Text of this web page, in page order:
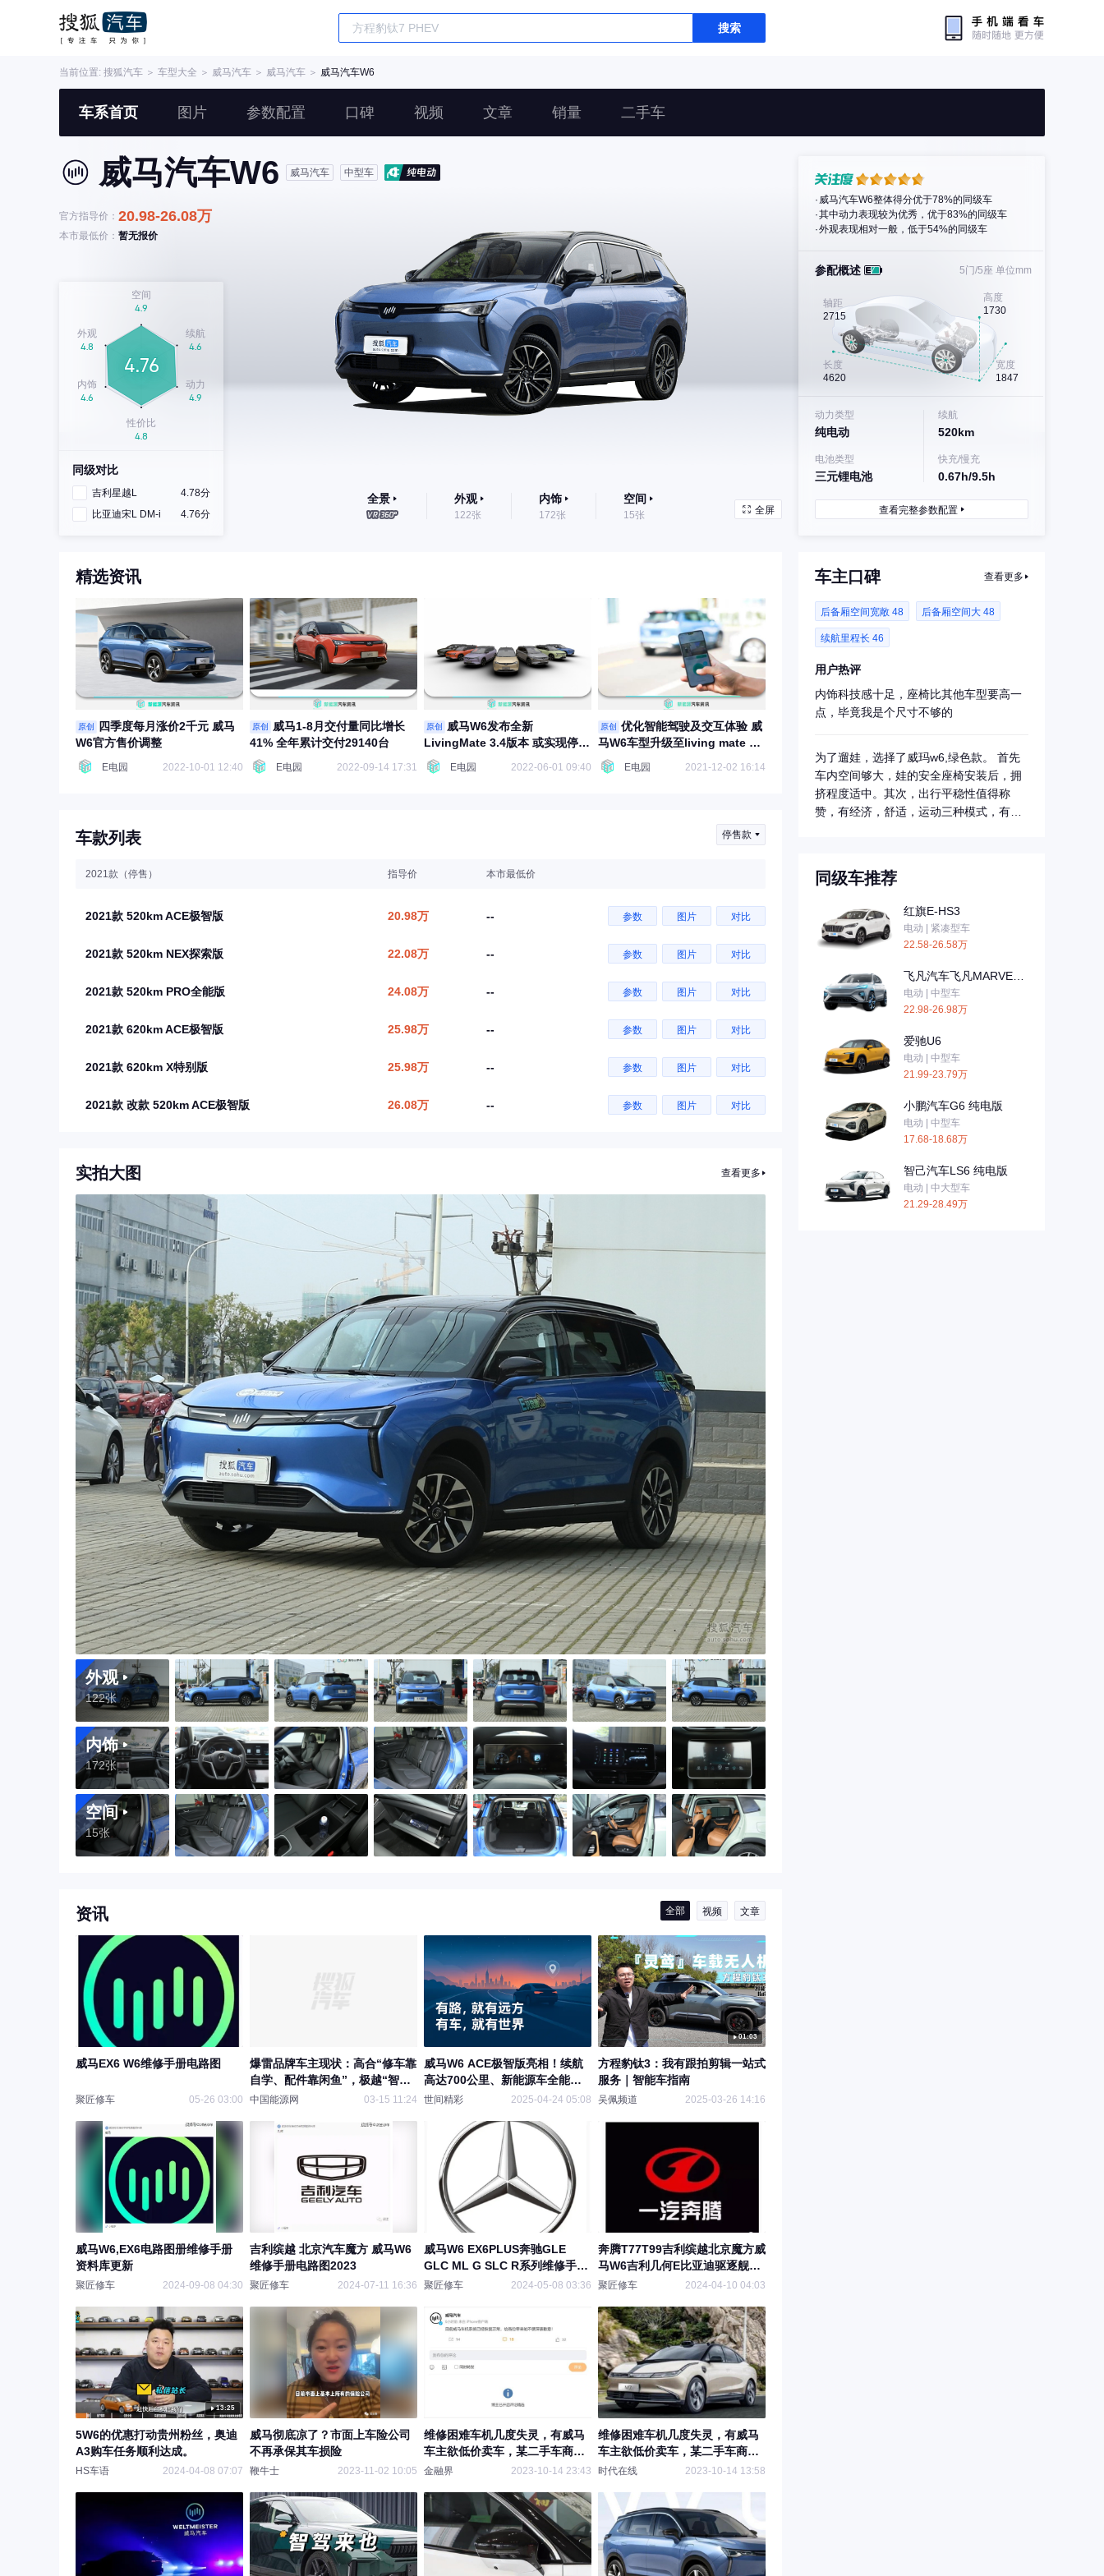
搜索
当前位置: 搜狐汽车 ＞ 车型大全 ＞ 威马汽车 ＞ 威马汽车 ＞ 威马汽车W6
车系首页 图片 参数配置 口碑 视频 文章 销量 二手车
威马汽车W6 威马汽车 中型车
官方指导价： 20.98-26.08万
本市最低价： 暂无报价
同级对比
吉利星越L
4.78分
比亚迪宋L DM-i
4.76分
全景 外观
122张
内饰
172张
空间
15张 全屏
威马汽车W6整体得分优于78%的同级车
其中动力表现较为优秀，优于83%的同级车
外观表现相对一般，低于54%的同级车
参配概述 5门/5座 单位mm
轴距
2715
高度
1730
长度
4620
宽度
1847
动力类型
纯电动
续航
520km
电池类型
三元锂电池
快充/慢充
0.67h/9.5h
查看完整参数配置
精选资讯
原创
四季度每月涨价2千元 威马
W6官方售价调整
E电园 2022-10-01 12:40
原创
威马1-8月交付量同比增长
41% 全年累计交付29140台
E电园 2022-09-14 17:31
原创
威马W6发布全新
LivingMate 3.4版本 或实现停车
场无人自主停车
E电园 2022-06-01 09:40
原创
优化智能驾驶及交互体验 威
马W6车型升级至living mate 3.3
版本
E电园 2021-12-02 16:14
车款列表 停售款
2021款（停售） 指导价 本市最低价
2021款 520km ACE极智版 20.98万 -- 参数 图片 对比
2021款 520km NEX探索版 22.08万 -- 参数 图片 对比
2021款 520km PRO全能版 24.08万 -- 参数 图片 对比
2021款 620km ACE极智版 25.98万 -- 参数 图片 对比
2021款 620km X特别版 25.98万 -- 参数 图片 对比
2021款 改款 520km ACE极智版 26.08万 -- 参数 图片 对比
实拍大图 查看更多
外观
122张
内饰
172张
空间
15张
资讯 全部 视频 文章
威马EX6 W6维修手册电路图
聚匠修车 05-26 03:00
爆雷品牌车主现状：高合“修车靠
自学、配件靠闲鱼”，极越“智驾
成摆设”，威马W6“车损险不
中国能源网 03-15 11:24
威马W6 ACE极智版亮相！续航
高达700公里、新能源车全能王
者能否打破常规？
世间精彩 2025-04-24 05:08
01:03
方程豹钛3：我有跟拍剪辑一站式
服务｜智能车指南
吴佩频道 2025-03-26 14:16
威马W6,EX6电路图册维修手册
资料库更新
聚匠修车 2024-09-08 04:30
吉利缤越 北京汽车魔方 威马W6
维修手册电路图2023
聚匠修车 2024-07-11 16:36
威马W6 EX6PLUS奔驰GLE
GLC ML G SLC R系列维修手册
电路图册更新
聚匠修车 2024-05-08 03:36
奔腾T77T99吉利缤越北京魔方威
马W6吉利几何E比亚迪驱逐舰海
豹维修手册电路图
聚匠修车 2024-04-10 04:03
13:25
5W6的优惠打动贵州粉丝，奥迪
A3购车任务顺利达成。
HS车语 2024-04-08 07:07
威马彻底凉了？市面上车险公司
不再承保其车损险
鞭牛士 2023-11-02 10:05
维修困难车机几度失灵，有威马
车主欲低价卖车，某二手车商：
不敢收
金融界 2023-10-14 23:43
维修困难车机几度失灵，有威马
车主欲低价卖车，某二手车商：
不敢收
时代在线 2023-10-14 13:58
车主口碑 查看更多
后备厢空间宽敞 48 后备厢空间大 48
续航里程长 46
用户热评
内饰科技感十足，座椅比其他车型要高一
点，毕竟我是个尺寸不够的
为了遛娃，选择了威玛w6,绿色款。 首先
车内空间够大，娃的安全座椅安装后，拥
挤程度适中。其次，出行平稳性值得称
赞，有经济，舒适，运动三种模式，有娃
同级车推荐
红旗E-HS3
电动 | 紧凑型车
22.58-26.58万
飞凡汽车飞凡MARVEL-
R
电动 | 中型车
22.98-26.98万
爱驰U6
电动 | 中型车
21.99-23.79万
小鹏汽车G6 纯电版
电动 | 中型车
17.68-18.68万
智己汽车LS6 纯电版
电动 | 中大型车
21.29-28.49万